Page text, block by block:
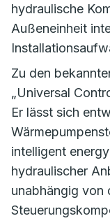
hydraulische
Außeneinheit
Zu den
„Universal
Er lässt sich
intelligent
hydraulischer
unabhängig von